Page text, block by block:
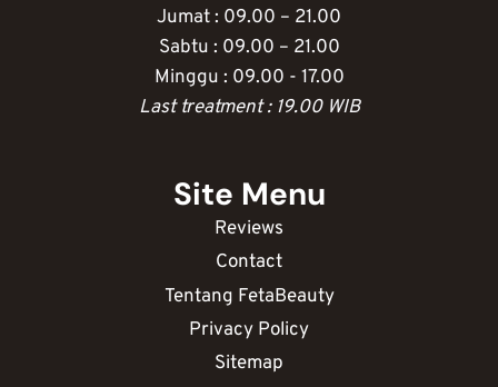
Jumat : 09.00 – 21.00
Sabtu : 09.00 – 21.00
Minggu : 09.00 - 17.00
Last treatment : 19.00 WIB
Site Menu
Reviews
Contact
Tentang FetaBeauty
Privacy Policy
Sitemap